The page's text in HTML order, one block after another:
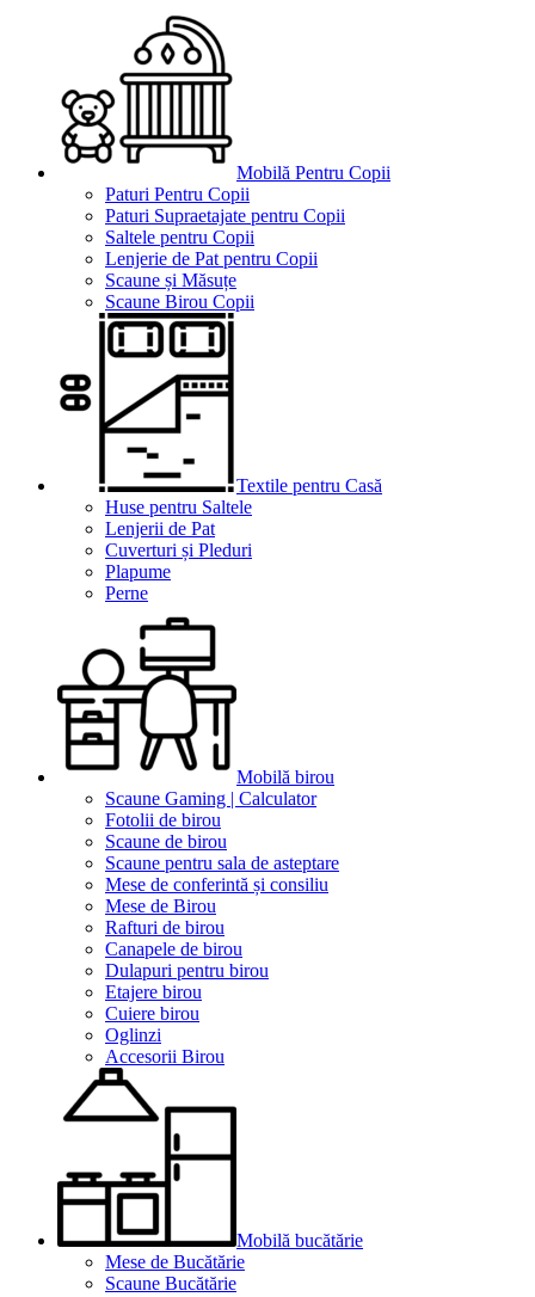
Mobilă Pentru Copii
Paturi Pentru Copii
Paturi Supraetajate pentru Copii
Saltele pentru Copii
Lenjerie de Pat pentru Copii
Scaune și Măsuțe
Scaune Birou Copii
Textile pentru Casă
Huse pentru Saltele
Lenjerii de Pat
Cuverturi și Pleduri
Plapume
Perne
Mobilă birou
Scaune Gaming | Calculator
Fotolii de birou
Scaune de birou
Scaune pentru sala de asteptare
Mese de conferintă și consiliu
Mese de Birou
Rafturi de birou
Canapele de birou
Dulapuri pentru birou
Etajere birou
Cuiere birou
Oglinzi
Accesorii Birou
Mobilă bucătărie
Mese de Bucătărie
Scaune Bucătărie